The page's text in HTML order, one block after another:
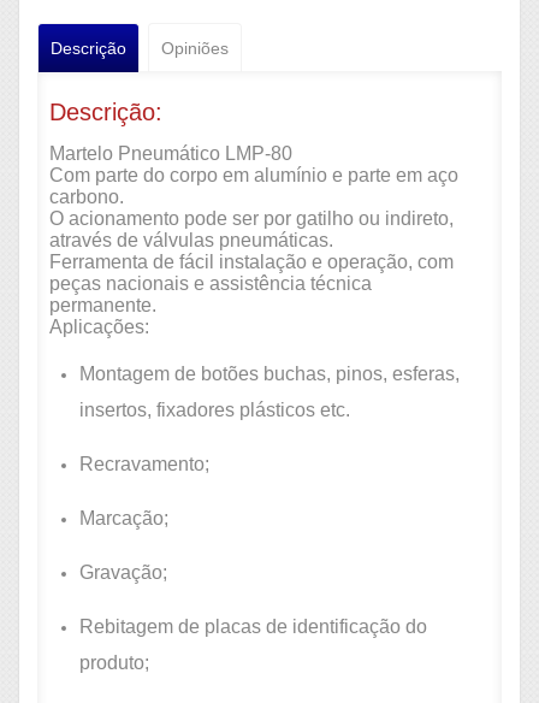
Descrição Opiniões
Descrição:
Martelo Pneumático LMP-80
Com parte do corpo em alumínio e parte em aço
carbono.
O acionamento pode ser por gatilho ou indireto,
através de válvulas pneumáticas.
Ferramenta de fácil instalação e operação, com
peças nacionais e assistência técnica
permanente.
Aplicações:
Montagem de botões buchas, pinos, esferas,
insertos, fixadores plásticos etc.
Recravamento;
Marcação;
Gravação;
Rebitagem de placas de identificação do
produto;